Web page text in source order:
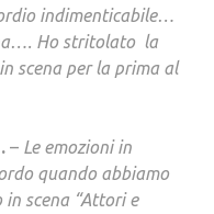
indimenticabile…
Ho stritolato la
scena per la prima al
– Le emozioni in
quando abbiamo
scena “Attori e